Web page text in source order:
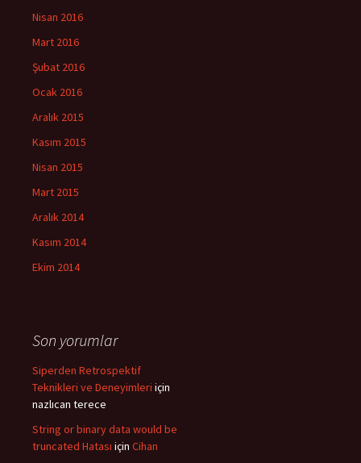
Nisan 2016
Mart 2016
Şubat 2016
Ocak 2016
Aralık 2015
Kasım 2015
Nisan 2015
Mart 2015
Aralık 2014
Kasım 2014
Ekim 2014
Son yorumlar
Siperden Retrospektif
Teknikleri ve Deneyimleri için
nazlıcan terece
String or binary data would be
truncated Hatası için Cihan